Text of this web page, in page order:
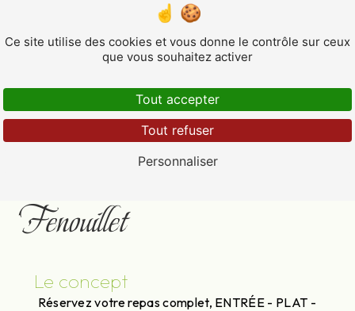
PLATEAU REPAS
Plateau repas près de
Fenouillet
Le concept
Réservez votre repas complet, ENTRÉE - PLAT -
Ce site utilise des cookies et vous donne le contrôle sur ceux
que vous souhaitez activer
Tout accepter
Tout refuser
Personnaliser